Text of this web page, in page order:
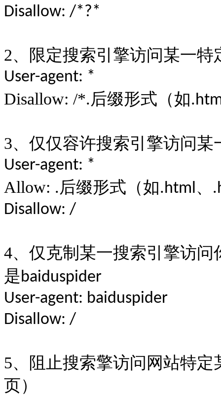
Disallow: /*?*
2、限定搜索引擎访问某一
User-agent: *
Disallow: /*.后缀形式（如
3、仅仅容许搜索引擎访问
User-agent: *
Allow: .后缀形式（如.html、
Disallow: /
4、仅克制某一搜索引擎访
是baiduspider
User-agent: baiduspider
Disallow: /
5、阻止搜索擎访问网站特
页）